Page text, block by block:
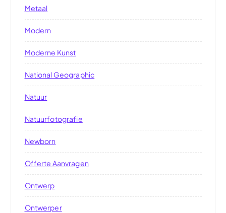
Metaal
Modern
Moderne Kunst
National Geographic
Natuur
Natuurfotografie
Newborn
Offerte Aanvragen
Ontwerp
Ontwerper